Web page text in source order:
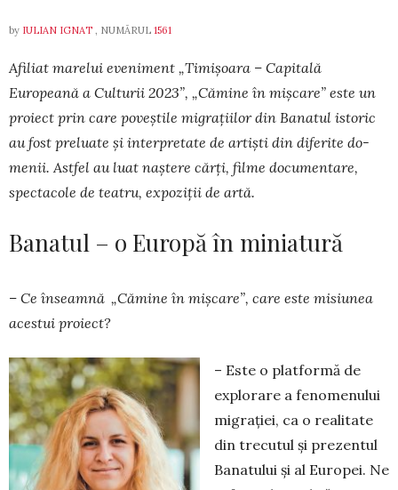
by IULIAN IGNAT , NUMĂRUL 1561
Afiliat marelui eveniment „Timișoara – Capitală
Europeană a Culturii 2023”, „Cămine în mișcare” este un
proiect prin care poveștile migrațiilor din Banatul istoric
au fost preluate și interpretate de artiști din diferite do­
menii. Astfel au luat naștere cărți, filme docu­mentare,
spectacole de teatru, expoziții de artă.
Banatul – o Europă în miniatură
– Ce înseamnă „Cămine în mișcare”, care este misiunea
acestui proiect?
– Este o platformă de
explorare a fenomenului
migrației, ca o realitate
din trecutul și prezentul
Banatului și al Europei. Ne